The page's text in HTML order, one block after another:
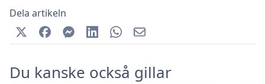
Dela artikeln
Du kanske också gillar